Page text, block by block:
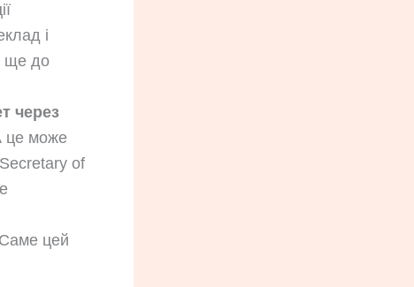
і
ще до
через
може
of
Саме цей